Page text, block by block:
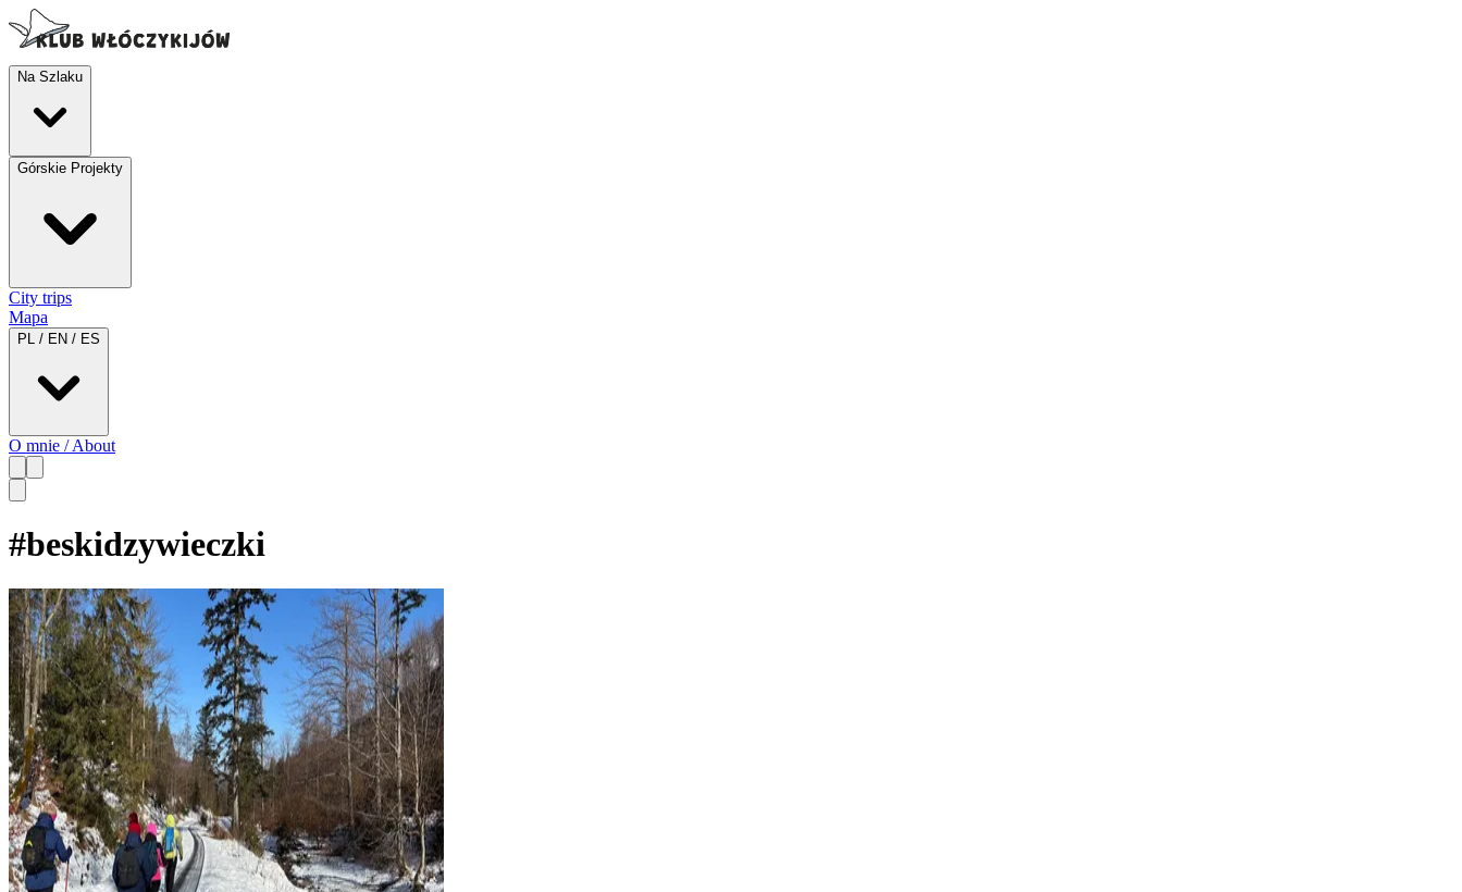
Na Szlaku
Górskie Projekty
City trips
Mapa
PL / EN / ES
O mnie / About
#beskidzywieczki